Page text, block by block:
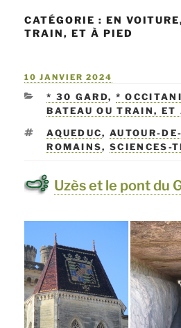
CATÉGORIE : EN
TRAIN, ET À PIED
PUBLIÉ
10 JANVIER 2024
CATÉGORIES
* 30 GARD, *
BATEAU OU TRAIN, ET
ÉTIQUETTES
AQUEDUC,AUTOUR-
ROMAINS,SCIENCES-
Uzès et le pont du